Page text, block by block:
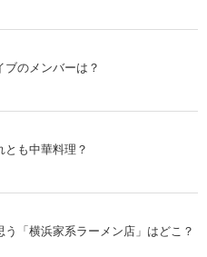
のメンバーは？
とも中華料理？
「横浜家系ラーメン店」はどこ？